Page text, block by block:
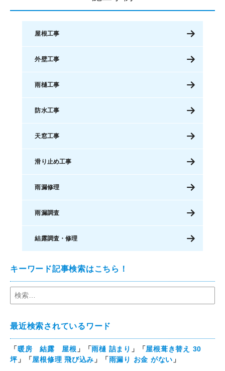
屋根工事
外壁工事
雨樋工事
防水工事
天窓工事
滑り止め工事
雨漏修理
雨漏調査
結露調査・修理
キーワード記事検索はこちら！
最近検索されているワード
「暖房 結露 屋根 」「雨樋 詰まり 」「屋根葺き替え 30
坪」「屋根修理 飛び込み 」「雨漏り お金 がない 」